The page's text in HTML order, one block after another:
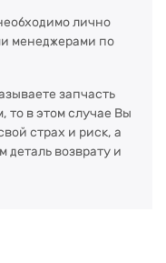
лично
менеджерами по
запчасть
то в этом случае Вы
страх и риск, а
деталь возврату и